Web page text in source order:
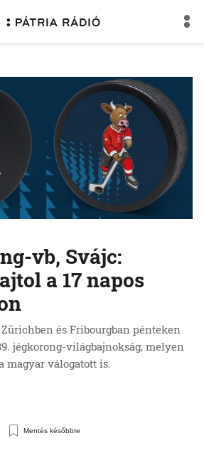
vb, Svájc:
a 17 napos
és Fribourgban pénteken
jégkorong-világbajnokság, melyen
magyar válogatott is.
Mentés későbbre